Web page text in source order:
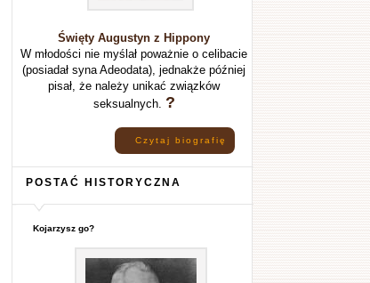
Święty Augustyn z Hippony
W młodości nie myślał poważnie o celibacie
(posiadał syna Adeodata), jednakże później
pisał, że należy unikać związków
seksualnych. ?
Czytaj biografię
POSTAĆ HISTORYCZNA
Kojarzysz go?